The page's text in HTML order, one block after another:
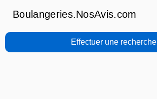
Boulangeries.NosAvis.com
Effectuer une recherche